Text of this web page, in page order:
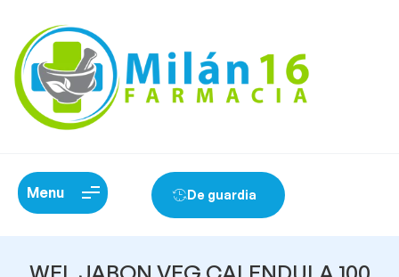
Menu De guardia